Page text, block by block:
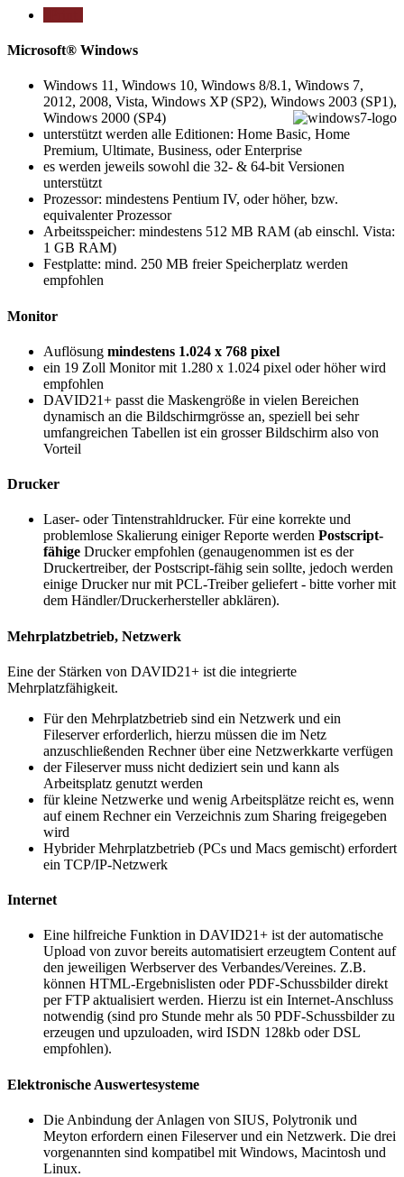
Microsoft® Windows
Windows 11, Windows 10, Windows 8/8.1, Windows 7,
2012, 2008, Vista, Windows XP (SP2), Windows 2003 (SP1),
Windows 2000 (SP4)
unterstützt werden alle Editionen: Home Basic, Home
Premium, Ultimate, Business, oder Enterprise
es werden jeweils sowohl die 32- & 64-bit Versionen
unterstützt
Prozessor: mindestens Pentium IV, oder höher, bzw.
equivalenter Prozessor
Arbeitsspeicher: mindestens 512 MB RAM (ab einschl. Vista:
1 GB RAM)
Festplatte: mind. 250 MB freier Speicherplatz werden
empfohlen
Monitor
Auflösung mindestens 1.024 x 768 pixel
ein 19 Zoll Monitor mit 1.280 x 1.024 pixel oder höher wird
empfohlen
DAVID21+ passt die Maskengröße in vielen Bereichen
dynamisch an die Bildschirmgrösse an, speziell bei sehr
umfangreichen Tabellen ist ein grosser Bildschirm also von
Vorteil
Drucker
Laser- oder Tintenstrahldrucker. Für eine korrekte und
problemlose Skalierung einiger Reporte werden Postscript-
fähige Drucker empfohlen (genaugenommen ist es der
Druckertreiber, der Postscript-fähig sein sollte, jedoch werden
einige Drucker nur mit PCL-Treiber geliefert - bitte vorher mit
dem Händler/Druckerhersteller abklären).
Mehrplatzbetrieb, Netzwerk
Eine der Stärken von DAVID21+ ist die integrierte
Mehrplatzfähigkeit.
Für den Mehrplatzbetrieb sind ein Netzwerk und ein
Fileserver erforderlich, hierzu müssen die im Netz
anzuschließenden Rechner über eine Netzwerkkarte verfügen
der Fileserver muss nicht dediziert sein und kann als
Arbeitsplatz genutzt werden
für kleine Netzwerke und wenig Arbeitsplätze reicht es, wenn
auf einem Rechner ein Verzeichnis zum Sharing freigegeben
wird
Hybrider Mehrplatzbetrieb (PCs und Macs gemischt) erfordert
ein TCP/IP-Netzwerk
Internet
Eine hilfreiche Funktion in DAVID21+ ist der automatische
Upload von zuvor bereits automatisiert erzeugtem Content auf
den jeweiligen Werbserver des Verbandes/Vereines. Z.B.
können HTML-Ergebnislisten oder PDF-Schussbilder direkt
per FTP aktualisiert werden. Hierzu ist ein Internet-Anschluss
notwendig (sind pro Stunde mehr als 50 PDF-Schussbilder zu
erzeugen und upzuloaden, wird ISDN 128kb oder DSL
empfohlen).
Elektronische Auswertesysteme
Die Anbindung der Anlagen von SIUS, Polytronik und
Meyton erfordern einen Fileserver und ein Netzwerk. Die drei
vorgenannten sind kompatibel mit Windows, Macintosh und
Linux.